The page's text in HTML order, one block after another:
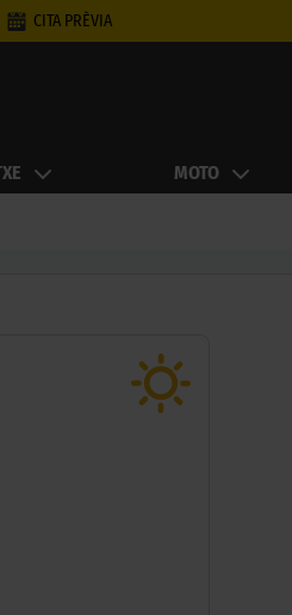
CITA PRÈVIA
MOTO